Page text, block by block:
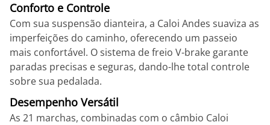
Conforto e Controle
Com sua suspensão dianteira, a Caloi Andes suaviza as
imperfeições do caminho, oferecendo um passeio
mais confortável. O sistema de freio V-brake garante
paradas precisas e seguras, dando-lhe total controle
sobre sua pedalada.
Desempenho Versátil
As 21 marchas, combinadas com o câmbio Caloi